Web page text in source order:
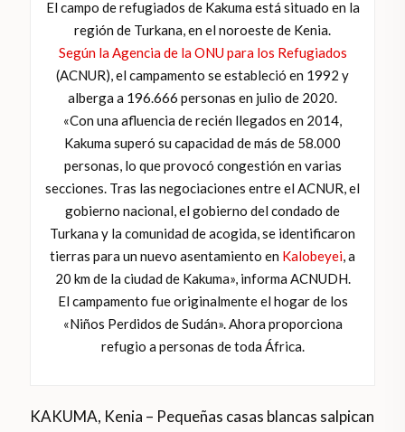
El campo de refugiados de Kakuma está situado en la
región de Turkana, en el noroeste de Kenia.
Según la Agencia de la ONU para los Refugiados
(ACNUR), el campamento se estableció en 1992 y
alberga a 196.666 personas en julio de 2020.
«Con una afluencia de recién llegados en 2014,
Kakuma superó su capacidad de más de 58.000
personas, lo que provocó congestión en varias
secciones. Tras las negociaciones entre el ACNUR, el
gobierno nacional, el gobierno del condado de
Turkana y la comunidad de acogida, se identificaron
tierras para un nuevo asentamiento en Kalobeyei, a
20 km de la ciudad de Kakuma», informa ACNUDH.
El campamento fue originalmente el hogar de los
«Niños Perdidos de Sudán». Ahora proporciona
refugio a personas de toda África.
KAKUMA, Kenia – Pequeñas casas blancas salpican